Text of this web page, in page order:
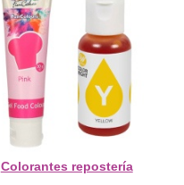
Colorantes repostería